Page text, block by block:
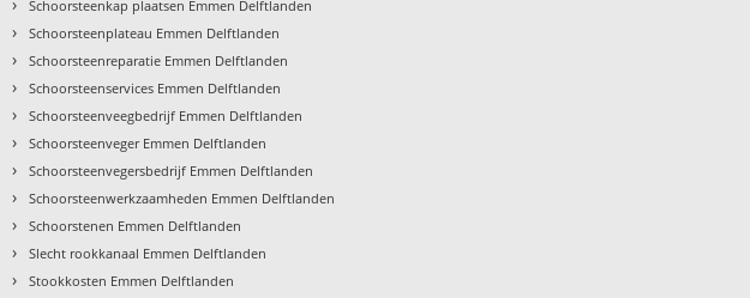
Schoorsteenkap plaatsen Emmen Delftlanden
› Schoorsteenplateau Emmen Delftlanden
› Schoorsteenreparatie Emmen Delftlanden
› Schoorsteenservices Emmen Delftlanden
› Schoorsteenveegbedrijf Emmen Delftlanden
› Schoorsteenveger Emmen Delftlanden
› Schoorsteenvegersbedrijf Emmen Delftlanden
› Schoorsteenwerkzaamheden Emmen Delftlanden
› Schoorstenen Emmen Delftlanden
› Slecht rookkanaal Emmen Delftlanden
› Stookkosten Emmen Delftlanden